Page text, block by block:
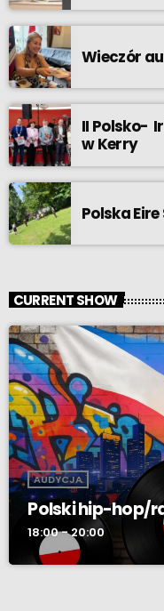
Wieczór
II Polsko-
w Kerry
Polska
CURRENT SHOW
AUDYCJA
Polski hip-hop/
18:00 - 20:00